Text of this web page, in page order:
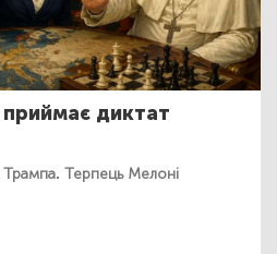
диктат
Трампа. Терпець Мелоні